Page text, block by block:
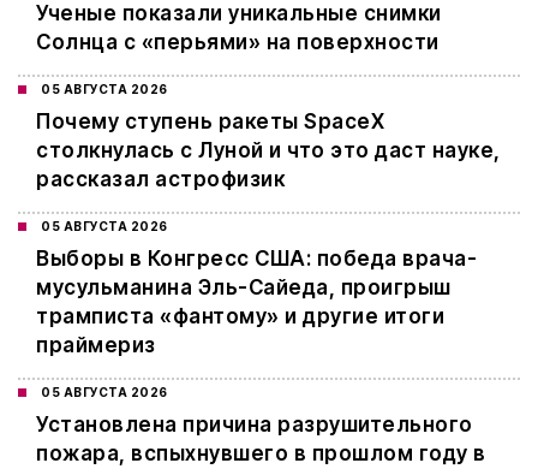
Ученые показали уникальные снимки
Солнца с «перьями» на поверхности
05 АВГУСТА 2026
Почему ступень ракеты SpaceX
столкнулась с Луной и что это даст науке,
рассказал астрофизик
05 АВГУСТА 2026
Выборы в Конгресс США: победа врача-
мусульманина Эль-Сайеда, проигрыш
трамписта «фантому» и другие итоги
праймериз
05 АВГУСТА 2026
Установлена причина разрушительного
пожара, вспыхнувшего в прошлом году в